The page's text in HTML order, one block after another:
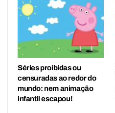
Séries proibidas ou
censuradas ao redor do
mundo: nem animação
infantil escapou!